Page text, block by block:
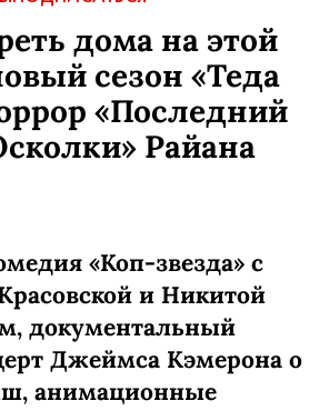
КОММЕНТАРИИ